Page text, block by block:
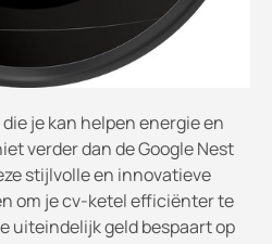
je kan helpen energie en
verder dan de Google Nest
stijlvolle en innovatieve
om je cv-ketel efficiënter te
uiteindelijk geld bespaart op